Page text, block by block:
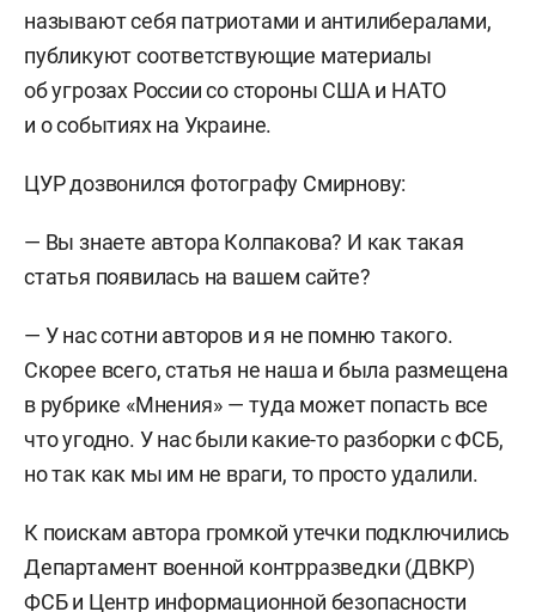
называют себя патриотами и антилибералами,
публикуют соответствующие материалы
об угрозах России со стороны США и НАТО
и о событиях на Украине.
ЦУР дозвонился фотографу Смирнову:
— Вы знаете автора Колпакова? И как такая
статья появилась на вашем сайте?
— У нас сотни авторов и я не помню такого.
Скорее всего, статья не наша и была размещена
в рубрике «Мнения» — туда может попасть все
что угодно. У нас были какие-то разборки с ФСБ,
но так как мы им не враги, то просто удалили.
К поискам автора громкой утечки подключились
Департамент военной контрразведки (ДВКР)
ФСБ и Центр информационной безопасности